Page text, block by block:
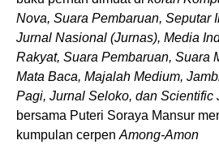
Nova, Suara Pembaruan, Seputar
Jurnal Nasional (Jurnas), Media
Rakyat, Suara Pembaruan, Suara
Mata Baca, Majalah Medium,
Pagi, Jurnal Seloko, dan Scientific
bersama Puteri Soraya Mansur
kumpulan cerpen Among-Amon